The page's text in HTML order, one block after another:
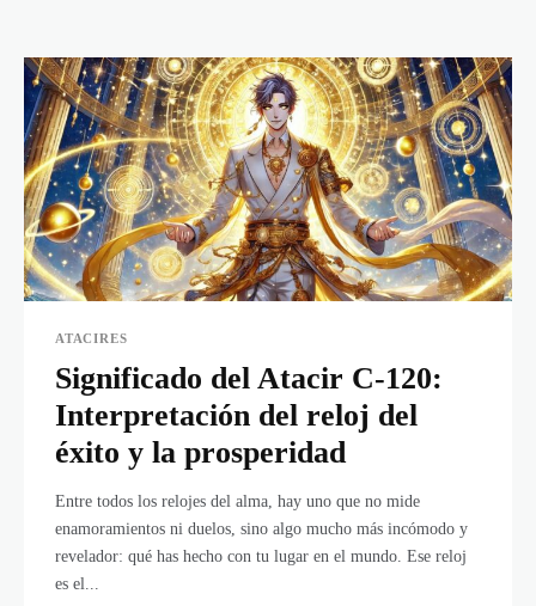
ATACIRES
Significado del Atacir C-120:
Interpretación del reloj del
éxito y la prosperidad
Entre todos los relojes del alma, hay uno que no mide
enamoramientos ni duelos, sino algo mucho más incómodo y
revelador: qué has hecho con tu lugar en el mundo. Ese reloj
es el...